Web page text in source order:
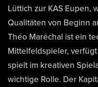
Lüttich zur KAS Eupen,
Qualitäten von Beginn
Théo Maréchal ist ein
Mittelfeldspieler,
spielt im kreativen
wichtige Rolle. Der